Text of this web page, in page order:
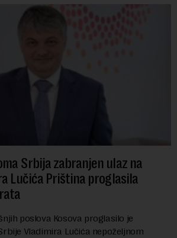
Srbija zabranjen ulaz na
Lučića Priština proglasila
poslova Kosova proglasilo je
Vladimira Lučića nepoželjnom